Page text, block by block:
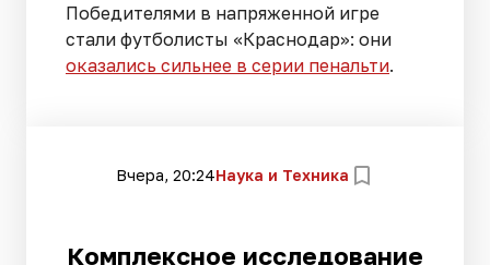
Победителями в напряженной игре
стали футболисты «Краснодар»: они
оказались сильнее в серии пенальти.
Вчера, 20:24Наука и Техника
Комплексное исследование